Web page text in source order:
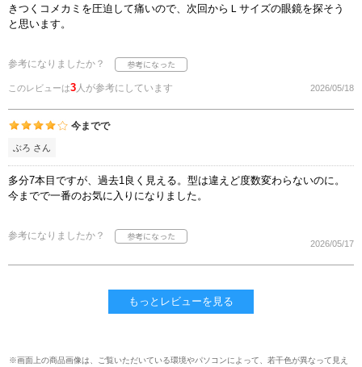
きつくコメカミを圧迫して痛いので、次回からＬサイズの眼鏡を探そう
と思います。
参考になりましたか？
このレビューは3 人が参考にしています 2026/05/18
今までで
ぶろ さん
多分7本目ですが、過去1良く見える。型は違えど度数変わらないのに。
今までで一番のお気に入りになりました。
参考になりましたか？
2026/05/17
もっとレビューを見る
※画面上の商品画像は、ご覧いただいている環境やパソコンによって、若干色が異なって見え